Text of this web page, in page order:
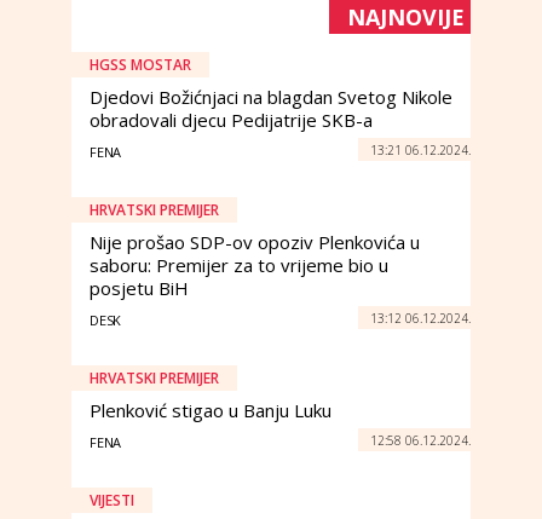
NAJNOVIJE
HGSS MOSTAR
Djedovi Božićnjaci na blagdan Svetog Nikole
obradovali djecu Pedijatrije SKB-a
FENA 13:21 06.12.2024.
HRVATSKI PREMIJER
Nije prošao SDP-ov opoziv Plenkovića u
saboru: Premijer za to vrijeme bio u
posjetu BiH
DESK 13:12 06.12.2024.
HRVATSKI PREMIJER
Plenković stigao u Banju Luku
FENA 12:58 06.12.2024.
VIJESTI